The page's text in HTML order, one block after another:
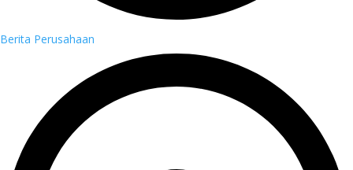
Berita Perusahaan